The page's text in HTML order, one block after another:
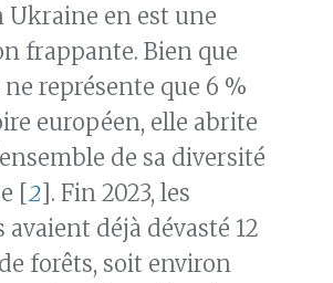
en est une
frappante. Bien que
représente que 6 %
européen, elle abrite
de sa diversité
[2]. Fin 2023, les
avaient déjà dévasté 12
forêts, soit environ